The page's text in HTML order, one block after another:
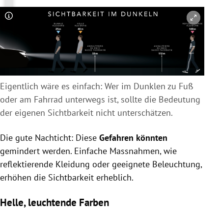
Copyright-Hinweis öffnen/schließen
Eigentlich wäre es einfach: Wer im Dunklen zu Fuß
oder am Fahrrad unterwegs ist, sollte die Bedeutung
der eigenen Sichtbarkeit nicht unterschätzen.
Die gute Nachticht: Diese Gefahren könnten
gemindert werden. Einfache Massnahmen, wie
reflektierende Kleidung oder geeignete Beleuchtung,
erhöhen die Sichtbarkeit erheblich.
Helle, leuchtende Farben